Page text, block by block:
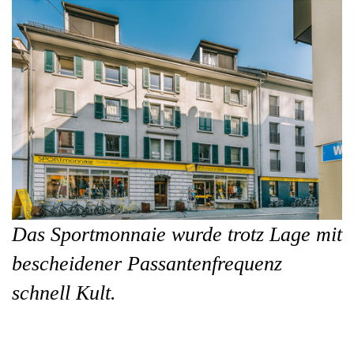
Das Sportmonnaie wurde trotz Lage mit
bescheidener Passantenfrequenz
schnell Kult.